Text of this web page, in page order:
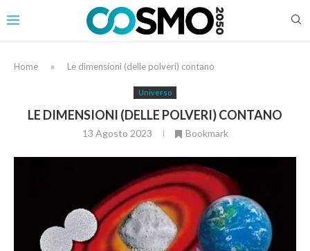
Home » Le dimensioni (delle polveri) contano
Universo
LE DIMENSIONI (DELLE POLVERI) CONTANO
13 Agosto 2023 Bookmark